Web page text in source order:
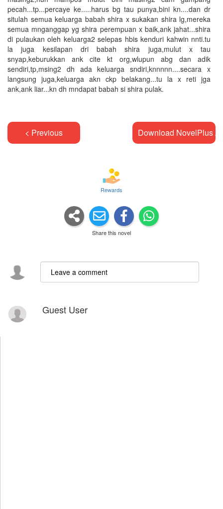
pecah...tp...percaye ke.....harus bg tau punya,bini kn....dan dr
situlah semua keluarga babah shira x sukakan shira lg,mereka
semua mnganggap yg shira perempuan x baik,ank jahat...shira
di pulaukan oleh keluarga2 selepas hbis kenduri kahwin nnti.tu
la juga kesilapan dri babah shira juga,mulut x tau
snyap,keburukkan ank cite kt org,wlupun abg dan adik
sendiri,tp,msing2 dh ada keluarga sndiri,knnnnn....secara x
langsung juga,keluarga akn ckp belakang...tu la x reti jga
ank,ank liar...kn dh mndapat babah si shira pulak.
< Previous Download NovelPlus
Rewards
Share this novel
Guest User